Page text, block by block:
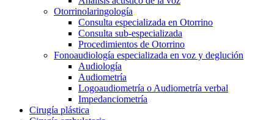
Otorrinolaringología
Consulta especializada en Otorrino
Consulta sub-especializada
Procedimientos de Otorrino
Fonoaudiología especializada en voz y deglución
Audiología
Audiometría
Logoaudiometría o Audiometría verbal
Impedanciometría
Cirugía plástica